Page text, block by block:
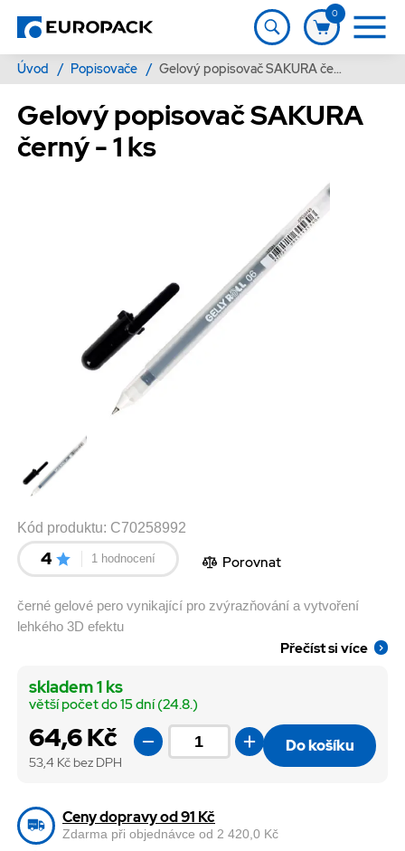
0
Úvod / Popisovače / Gelový popisovač SAKURA černý - 1 ks
Gelový popisovač SAKURA
černý - 1 ks
Kód produktu: C70258992
4 1 hodnocení Porovnat
černé gelové pero vynikající pro zvýrazňování a vytvoření
lehkého 3D efektu
Přečíst si více
64,6 Kč
53,4 Kč bez DPH
skladem 1 ks
větší počet do 15 dní (24.8.)
Do košíku
Ceny dopravy od 91 Kč
Zdarma při objednávce od 2 420,0 Kč